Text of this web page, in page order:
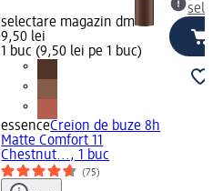
selectare magazin dm
9,50 lei
1 buc (9,50 lei pe 1 buc)
essenceCreion de buze 8h
Matte Comfort 11
Chestnut..., 1 buc
(75)